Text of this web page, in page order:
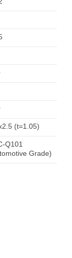
(t=1.05)
Q101
Grade)